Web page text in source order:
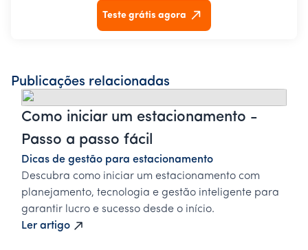
Teste grátis agora
Publicações relacionadas
Como iniciar um estacionamento -
Passo a passo fácil
Dicas de gestão para estacionamento
Descubra como iniciar um estacionamento com
planejamento, tecnologia e gestão inteligente para
garantir lucro e sucesso desde o início.
Ler artigo